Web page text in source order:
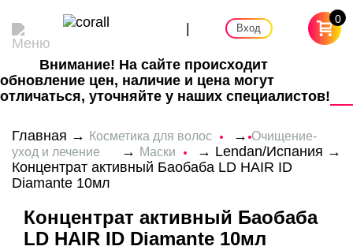
| Вход
0
Внимание! На сайте происходит
обновление цен, наличие и цена могут
отличаться, уточняйте у наших специалистов!
Главная → Косметика для волос →Очищение-
уход и лечение
→ Маски → Lendan/Испания →
Концентрат активный Баобаба LD HAIR ID
Diamante 10мл
Концентрат активный Баобаба
LD HAIR ID Diamante 10мл